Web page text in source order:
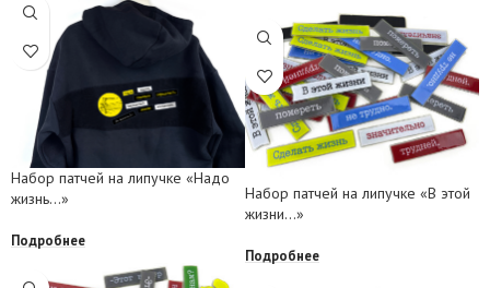
Набор патчей на липучке «Надо
жизнь…»
Подробнее
Набор патчей на липучке «В этой
жизни…»
Подробнее